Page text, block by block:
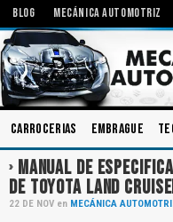
BLOG MECÁNICA AUTOMOTRIZ
Carrocerias Embrague
MANUAL DE
DE TOYOTA LAND
22 DE NOV en MECÁNICA